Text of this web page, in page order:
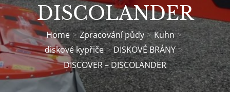
DISCOLANDER
Home Zpracování půdy
Kuhn
diskové kypřiče
DISKOVÉ BRÁNY
DISCOVER – DISCOLANDER